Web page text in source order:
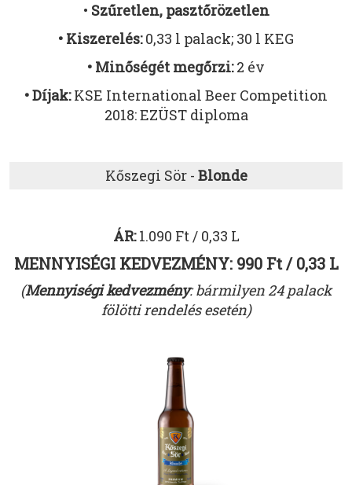
• Szűretlen, pasztőrözetlen
• Kiszerelés:0,33 l palack; 30 l KEG
• Minőségét megőrzi:2 év
• Díjak:KSE International Beer Competition
2018: EZÜST diploma
Kőszegi Sör - Blonde
ÁR:1.090 Ft / 0,33 L
MENNYISÉGI KEDVEZMÉNY: 990 Ft / 0,33 L
(Mennyiségi kedvezmény: bármilyen 24 palack
fölötti rendelés esetén)